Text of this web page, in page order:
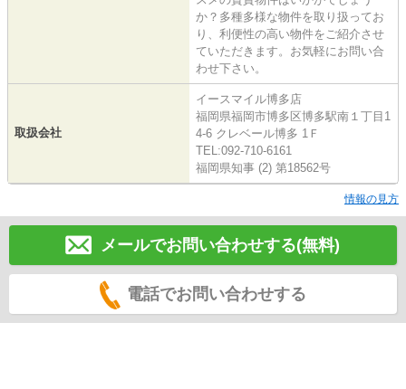
か？多種多様な物件を取り扱ってお
り、利便性の高い物件をご紹介させ
ていただきます。お気軽にお問い合
わせ下さい。
取扱会社
イースマイル博多店
福岡県福岡市博多区博多駅南１丁目1
4-6 クレベール博多 1Ｆ
TEL:092-710-6161
福岡県知事 (2) 第18562号
情報の見方
メールでお問い合わせする(無料)
電話でお問い合わせする